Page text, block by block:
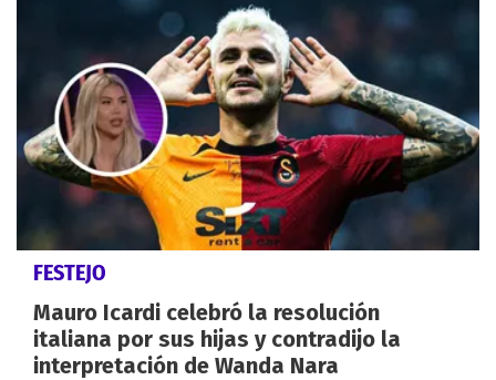
FESTEJO
Mauro Icardi celebró la resolución
italiana por sus hijas y contradijo la
interpretación de Wanda Nara